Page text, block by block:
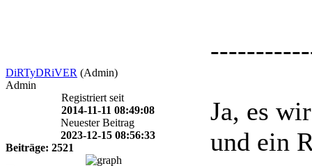
DiRTyDRiVER (Admin)
Admin
Registriert seit
2014-11-11 08:49:08
Neuester Beitrag
2023-12-15 08:56:33
Beiträge: 2521
Ja, es
und ein